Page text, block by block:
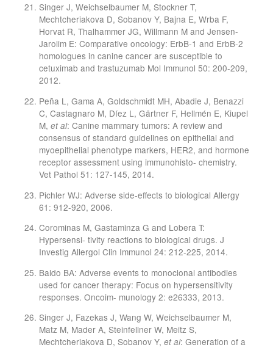
Singer J, Weichselbaumer M, Stockner T,
Mechtcheriakova D, Sobanov Y, Bajna E, Wrba F,
Horvat R, Thalhammer JG, Willmann M and Jensen-
Jarolim E: Comparative oncology: ErbB-1 and ErbB-2
homologues in canine cancer are susceptible to
cetuximab and trastuzumab Mol Immunol 50: 200-209,
2012.
Peña L, Gama A, Goldschmidt MH, Abadie J, Benazzi
C, Castagnaro M, Díez L, Gärtner F, Hellmén E, Kiupel
M,et al: Canine mammary tumors: A review and
consensus of standard guidelines on epithelial and
myoepithelial phenotype markers, HER2, and hormone
receptor assessment using immunohisto- chemistry.
Vet Pathol 51: 127-145, 2014.
Pichler WJ: Adverse side-effects to biological Allergy
61: 912-920, 2006.
Corominas M, Gastaminza G and Lobera T:
Hypersensi- tivity reactions to biological drugs. J
Investig Allergol Clin Immunol 24: 212-225, 2014.
Baldo BA: Adverse events to monoclonal antibodies
used for cancer therapy: Focus on hypersensitivity
responses. Oncoim- munology 2: e26333, 2013.
Singer J, Fazekas J, Wang W, Weichselbaumer M,
Matz M, Mader A, Steinfellner W, Meitz S,
Mechtcheriakova D, Sobanov Y,et al: Generation of a